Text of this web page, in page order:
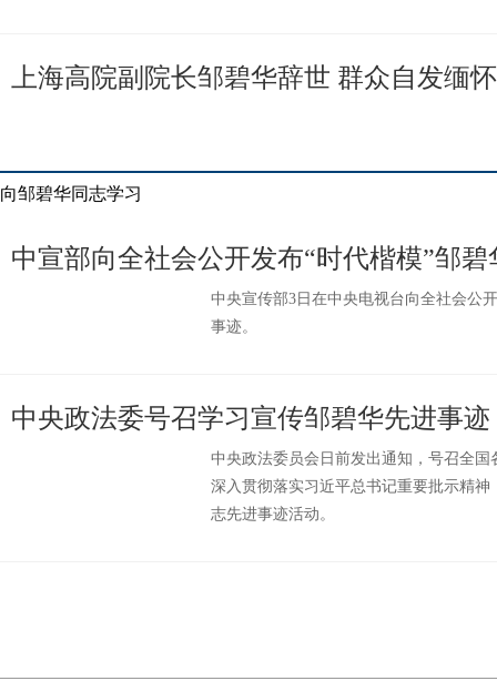
上海高院副院长邹碧华辞世 群众自发缅
向邹碧华同志学习
中宣部向全社会公开发布“时代楷模”邹
中央宣传部3日在中央电视台向全社会公
事迹。
中央政法委号召学习宣传邹碧华先进事迹
中央政法委员会日前发出通知，号召全
深入贯彻落实习近平总书记重要批示精
志先进事迹活动。